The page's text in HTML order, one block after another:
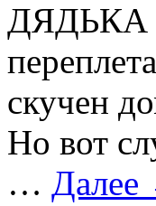
ДЯДЬКА
скучен
Но вот
… Далее